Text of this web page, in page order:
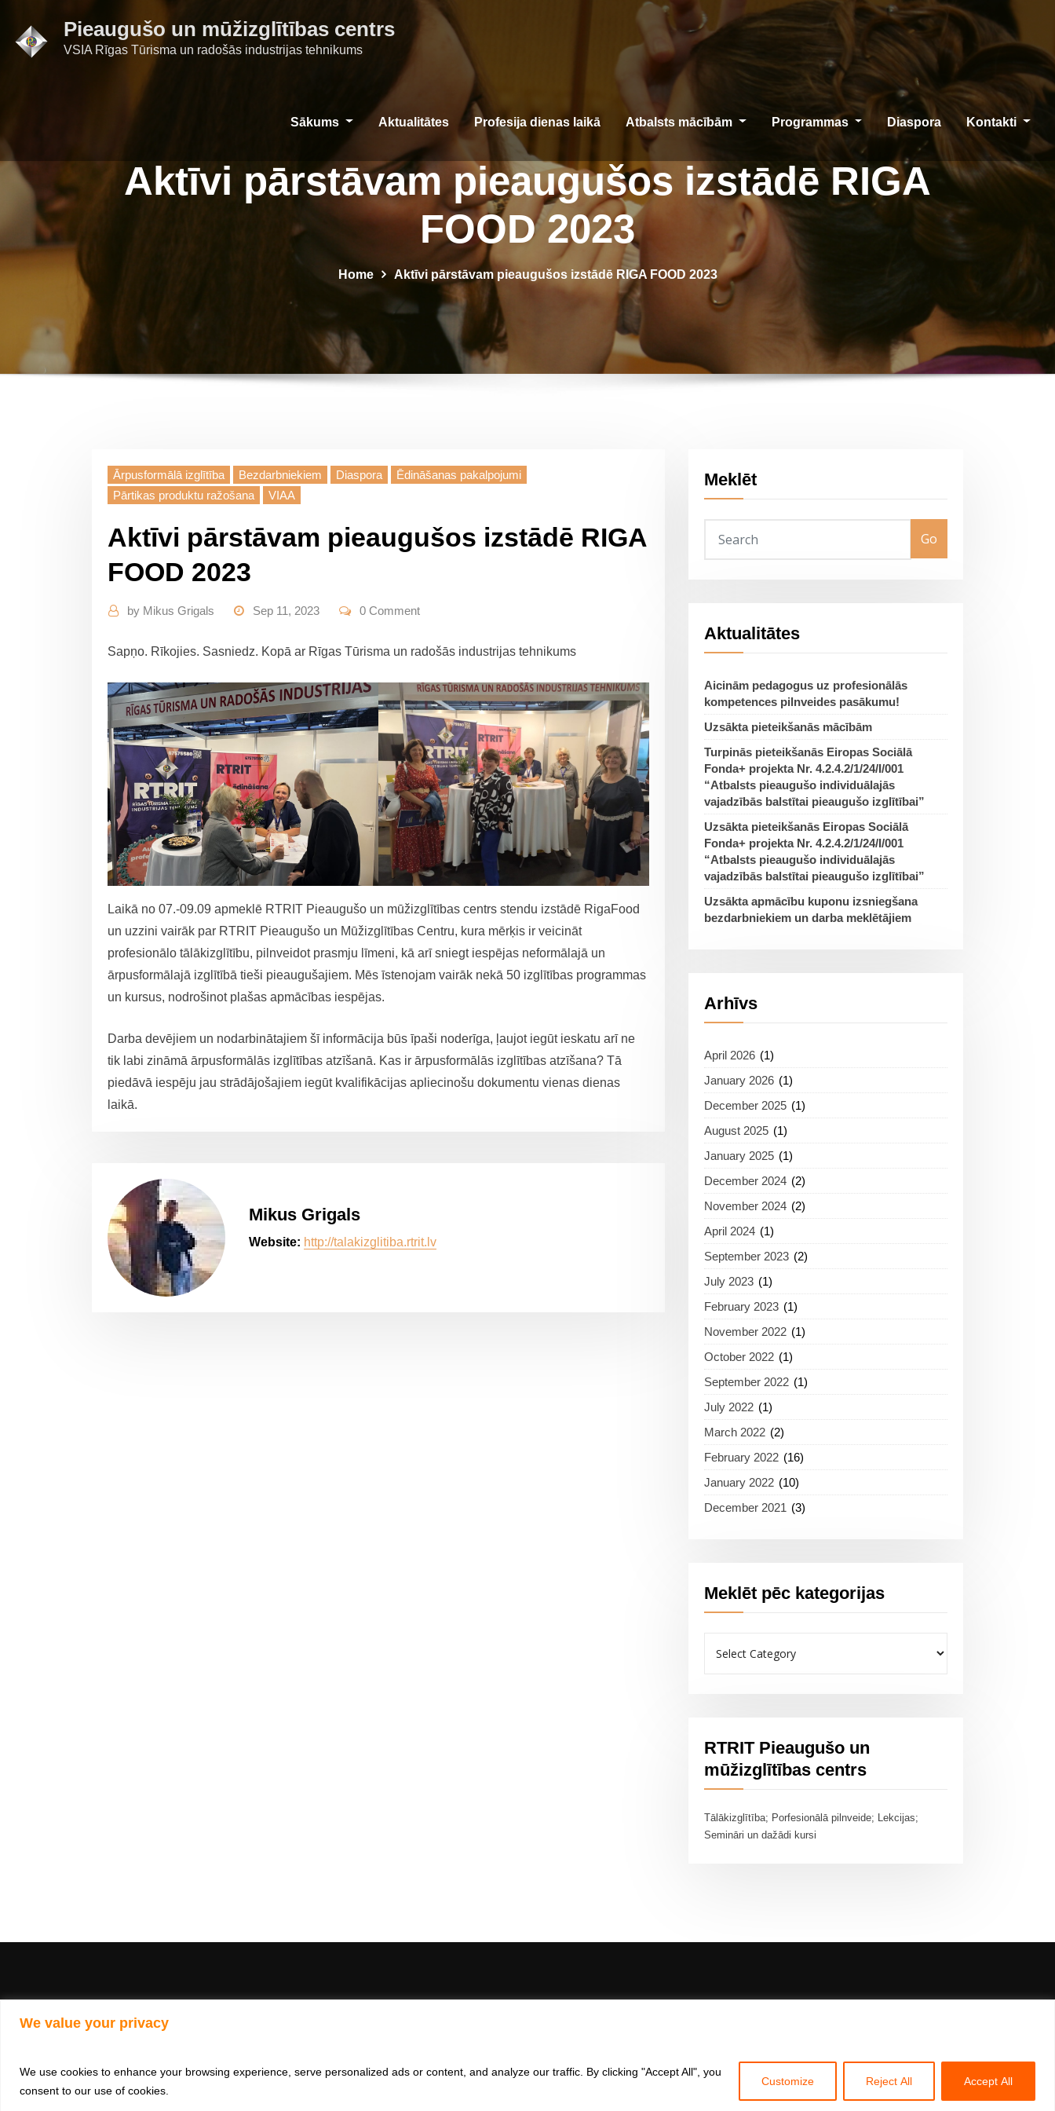
We value your privacy
We use cookies to enhance your browsing experience, serve personalized ads or content, and analyze our traffic. By clicking "Accept All", you
consent to our use of cookies.
Customize Reject All Accept All
content
Pieaugušo un mūžizglītības centrs
VSIA Rīgas Tūrisma un radošās industrijas tehnikums
Sākums Aktualitātes Profesija dienas laikā Atbalsts mācībām Programmas Diaspora Kontakti
Aktīvi pārstāvam pieaugušos izstādē RIGA
FOOD 2023
Home Aktīvi pārstāvam pieaugušos izstādē RIGA FOOD 2023
Ārpusformālā izglītība Bezdarbniekiem Diaspora
Ēdināšanas pakalpojumi
Pārtikas produktu ražošana
VIAA
Aktīvi pārstāvam pieaugušos izstādē RIGA
FOOD 2023
by Mikus Grigals Sep 11, 2023 0 Comment
Sapņo. Rīkojies. Sasniedz. Kopā ar Rīgas Tūrisma un radošās industrijas tehnikums
Laikā no 07.-09.09 apmeklē RTRIT Pieaugušo un mūžizglītības centrs stendu izstādē RigaFood
un uzzini vairāk par RTRIT Pieaugušo un Mūžizglītības Centru, kura mērķis ir veicināt
profesionālo tālākizglītību, pilnveidot prasmju līmeni, kā arī sniegt iespējas neformālajā un
ārpusformālajā izglītībā tieši pieaugušajiem. Mēs īstenojam vairāk nekā 50 izglītības programmas
un kursus, nodrošinot plašas apmācības iespējas.
Darba devējiem un nodarbinātajiem šī informācija būs īpaši noderīga, ļaujot iegūt ieskatu arī ne
tik labi zināmā ārpusformālās izglītības atzīšanā. Kas ir ārpusformālās izglītības atzīšana? Tā
piedāvā iespēju jau strādājošajiem iegūt kvalifikācijas apliecinošu dokumentu vienas dienas
laikā.
Mikus Grigals
Website: http://talakizglitiba.rtrit.lv
Meklēt
Go
Aktualitātes
Aicinām pedagogus uz profesionālās
kompetences pilnveides pasākumu!
Uzsākta pieteikšanās mācībām
Turpinās pieteikšanās Eiropas Sociālā
Fonda+ projekta Nr. 4.2.4.2/1/24/I/001
“Atbalsts pieaugušo individuālajās
vajadzībās balstītai pieaugušo izglītībai”
Uzsākta pieteikšanās Eiropas Sociālā
Fonda+ projekta Nr. 4.2.4.2/1/24/I/001
“Atbalsts pieaugušo individuālajās
vajadzībās balstītai pieaugušo izglītībai”
Uzsākta apmācību kuponu izsniegšana
bezdarbniekiem un darba meklētājiem
Arhīvs
April 2026 (1)
January 2026 (1)
December 2025 (1)
August 2025 (1)
January 2025 (1)
December 2024 (2)
November 2024 (2)
April 2024 (1)
September 2023 (2)
July 2023 (1)
February 2023 (1)
November 2022 (1)
October 2022 (1)
September 2022 (1)
July 2022 (1)
March 2022 (2)
February 2022 (16)
January 2022 (10)
December 2021 (3)
Meklēt pēc kategorijas
pēc
RTRIT Pieaugušo un
mūžizglītības centrs
Tālākizglītība; Porfesionālā pilnveide; Lekcijas;
Semināri un dažādi kursi